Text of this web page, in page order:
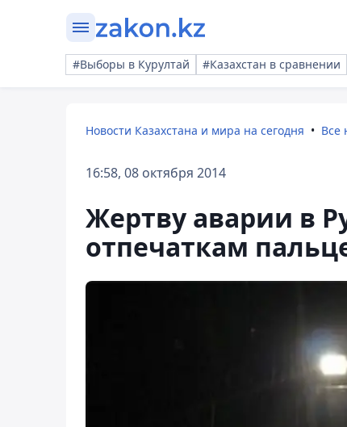
#Выборы в Курултай #Казахстан в сравнении
Новости Казахстана и мира на сегодня Все
16:58, 08 октября 2014
Жертву аварии в
отпечаткам